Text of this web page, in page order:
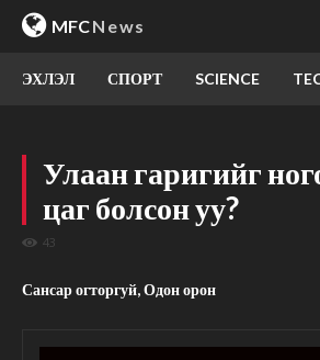
MFCNews
ЭХЛЭЛ СПОРТ SCIENCE
Улаан гаригийг
цаг болсон уу?
43
Сансар огторгуй, Одон орон